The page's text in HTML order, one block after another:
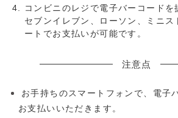
コンビニのレジで電子バーコードを
セブンイレブン、ローソン、ミニス
ートでお支払いが可能です。
注意点
お手持ちのスマートフォンで、電子
お支払いいただきます。